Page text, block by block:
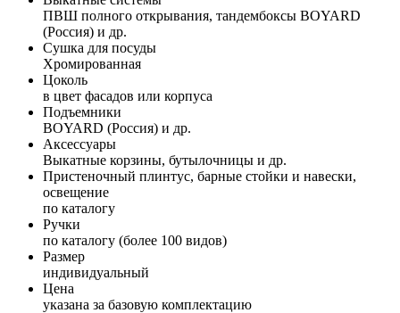
ПВШ полного открывания, тандембоксы BOYARD
(Россия) и др.
Сушка для посуды
Хромированная
Цоколь
в цвет фасадов или корпуса
Подъемники
BOYARD (Россия) и др.
Аксессуары
Выкатные корзины, бутылочницы и др.
Пристеночный плинтус, барные стойки и навески,
освещение
по каталогу
Ручки
по каталогу (более 100 видов)
Размер
индивидуальный
Цена
указана за базовую комплектацию